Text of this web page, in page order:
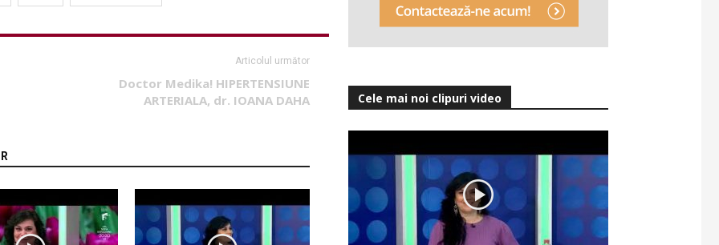
Articolul următor
Doctor Medika! HIPERTENSIUNE
ARTERIALA, dr. IOANA DAHA
Cele mai noi clipuri video